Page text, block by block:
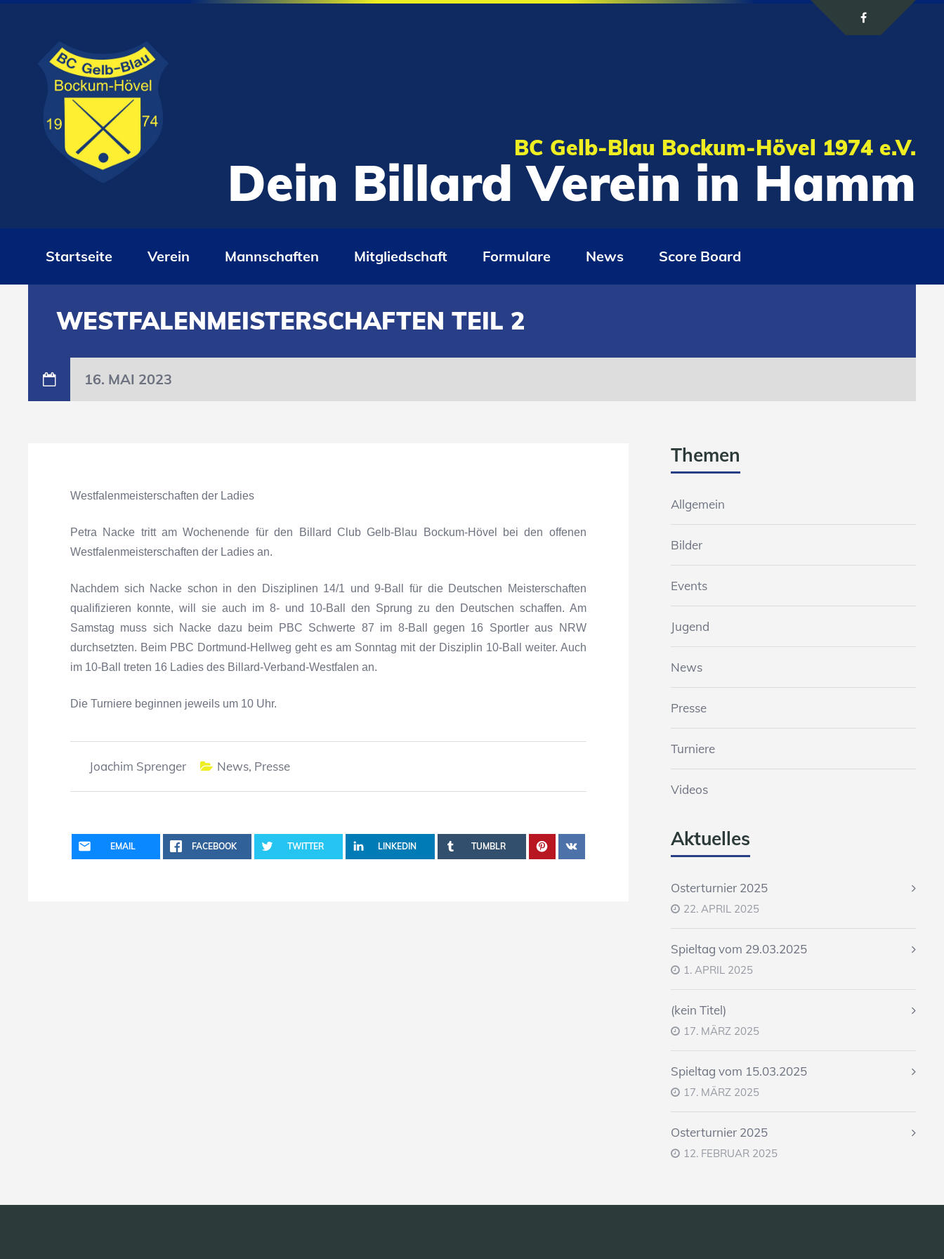
BC Gelb-Blau Bockum-Hövel 1974 e.V.
Dein Billard Verein in Hamm
Startseite Verein Mannschaften Mitgliedschaft Formulare News Score Board
WESTFALENMEISTERSCHAFTEN TEIL 2
16. MAI 2023
Westfalenmeisterschaften der Ladies
Petra Nacke tritt am Wochenende für den Billard Club Gelb-Blau Bockum-Hövel bei den offenen
Westfalenmeisterschaften der Ladies an.
Nachdem sich Nacke schon in den Disziplinen 14/1 und 9-Ball für die Deutschen Meisterschaften
qualifizieren konnte, will sie auch im 8- und 10-Ball den Sprung zu den Deutschen schaffen. Am
Samstag muss sich Nacke dazu beim PBC Schwerte 87 im 8-Ball gegen 16 Sportler aus NRW
durchsetzten. Beim PBC Dortmund-Hellweg geht es am Sonntag mit der Disziplin 10-Ball weiter. Auch
im 10-Ball treten 16 Ladies des Billard-Verband-Westfalen an.
Die Turniere beginnen jeweils um 10 Uhr.
Joachim Sprenger News, Presse
EMAIL FACEBOOK TWITTER LINKEDIN TUMBLR
Themen
Allgemein
Bilder
Events
Jugend
News
Presse
Turniere
Videos
Aktuelles
Osterturnier 2025
22. APRIL 2025
Spieltag vom 29.03.2025
1. APRIL 2025
(kein Titel)
17. MÄRZ 2025
Spieltag vom 15.03.2025
17. MÄRZ 2025
Osterturnier 2025
12. FEBRUAR 2025